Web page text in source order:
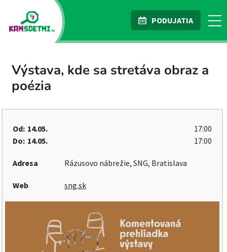
PODUJATIA
Výstava, kde sa stretáva obraz a
poézia
Od: 14.05.
17:00
Do: 14.05. 17:00
Adresa Rázusovo nábrežie, SNG, Bratislava
Web sng.sk